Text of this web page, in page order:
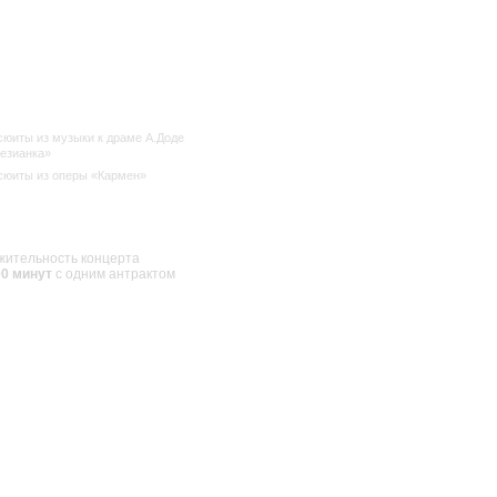
из музыки к драме А.Доде
из оперы «Кармен»
концерта
минут с одним антрактом